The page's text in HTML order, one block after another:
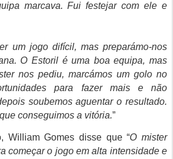
marcava. Fui festejar com ele e
um jogo difícil, mas preparámo-nos
O Estoril é uma boa equipa, mas
nos pediu, marcámos um golo no
para fazer mais e não
soubemos aguentar o resultado.
conseguimos a vitória.”
William Gomes disse que“O mister
começar o jogo em alta intensidade e